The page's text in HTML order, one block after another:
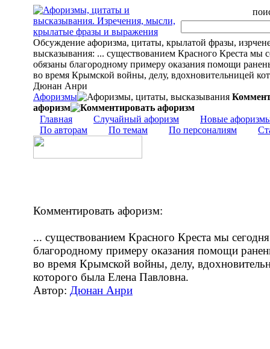
Обсуждение афоризма, цитаты, крылатой фразы,
высказывания: ... существованием Красного Креста мы
обязаны благородному примеру оказания помощи
во время Крымской войны, делу, вдохновительницей
Дюнан Анри
Афоризмы
афоризм
Главная
Случайный афоризм
Новые
По авторам
По темам По персоналиям
Комментировать афоризм:
... существованием Красного Креста мы
благородному примеру оказания помощи
во время Крымской войны, делу,
которого была Елена Павловна.
Автор: Дюнан Анри